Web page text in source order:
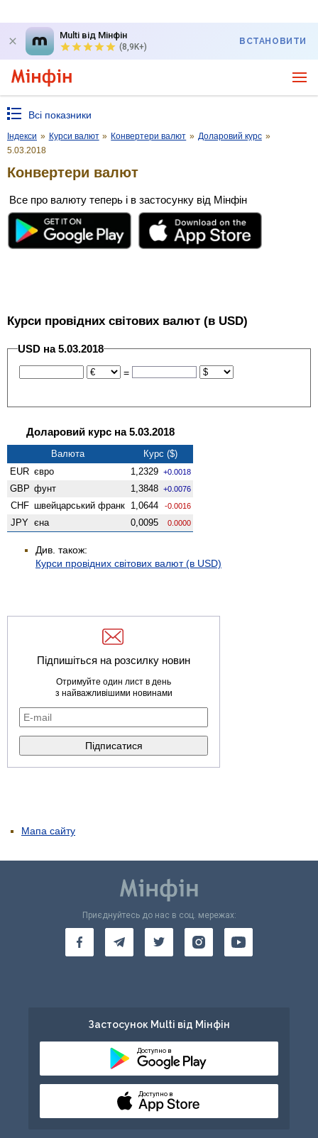
Multi від Мінфін
(8,9K+)
ВСТАНОВИТИ
Всі показники
Індекси » Курси валют » Конвертери валют » Доларовий курс »
5.03.2018
Конвертери валют
Все про валюту теперь і в застосунку від Мінфін
Курси провідних світових валют (в USD)
USD на 5.03.2018
=
Доларовий курс на 5.03.2018
Валюта
Курс ($)
EUR євро 1,2329 +0.0018
GBP фунт 1,3848 +0.0076
CHF швейцарський франк 1,0644 -0.0016
JPY єна 0,0095 0.0000
Див. також:
Курси провідних світових валют (в USD)
Підпишіться на розсилку новин
Отримуйте один лист в день
з найважливішими новинами
Мапа сайту
Приєднуйтесь до нас в соц. мережах:
Застосунок Multi від Мінфін
Доступно в
Доступно в